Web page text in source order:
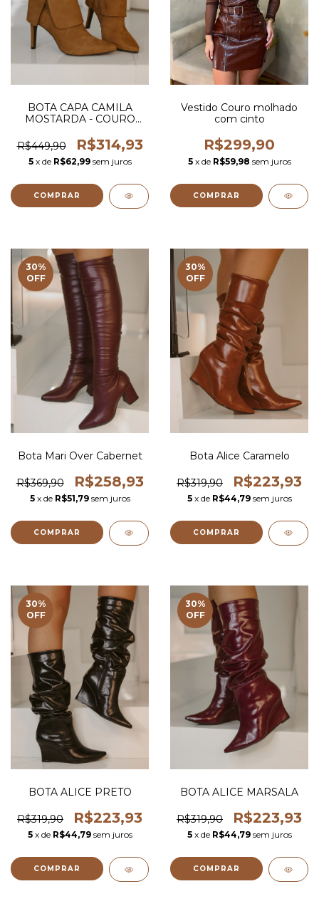
BOTA CAPA CAMILA
MOSTARDA - COURO
R$449,90
R$314,93
5 x de R$62,99 sem juros
COMPRAR
Vestido Couro molhado
com cinto
R$299,90
5 x de R$59,98 sem juros
COMPRAR
30%
OFF
Bota Mari Over Cabernet
R$369,90 R$258,93
5 x de R$51,79 sem juros
COMPRAR
30%
OFF
Bota Alice Caramelo
R$319,90 R$223,93
5 x de R$44,79 sem juros
COMPRAR
30%
OFF
BOTA ALICE PRETO
R$319,90 R$223,93
5 x de R$44,79 sem juros
COMPRAR
30%
OFF
BOTA ALICE MARSALA
R$319,90 R$223,93
5 x de R$44,79 sem juros
COMPRAR